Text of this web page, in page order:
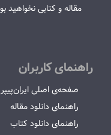
مقاله و کتابی نخواهید
راهنمای کاربران
صفحه‌ی اصلی ایران‌پیپر
راهنمای دانلود مقاله
راهنمای دانلود کتاب